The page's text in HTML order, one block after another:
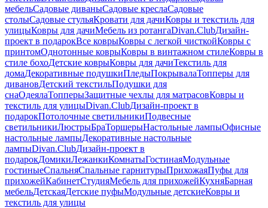
мебельСадовые диваныСадовые креслаСадовые
столыСадовые стульяКровати для дачиКовры и текстиль для
улицыКовры для дачиМебель из ротангаDivan.ClubДизайн-
проект в подарокВсе коврыКовры с легкой чисткойКовры с
принтомОднотонные коврыКовры в винтажном стилеКовры в
стиле бохоДетские коврыКовры для дачиТекстиль для
домаДекоративные подушкиПледыПокрывалаТопперы для
дивановДетский текстильПодушки для
снаОдеялаТопперыЗащитные чехлы для матрасовКовры и
текстиль для улицыDivan.ClubДизайн-проект в
подарокПотолочные светильникиПодвесные
светильникиЛюстрыБраТоршерыНастольные лампыОфисные
настольные лампыДекоративные настольные
лампыDivan.ClubДизайн-проект в
подарокДомикиЛежанкиКомнатыГостинаяМодульные
гостиныеСпальняСпальные гарнитурыПрихожаяПуфы для
прихожейКабинетСтудияМебель для прихожейКухняБарная
мебельДетскаяДетские пуфыМодульные детскиеКовры и
текстиль для улицы